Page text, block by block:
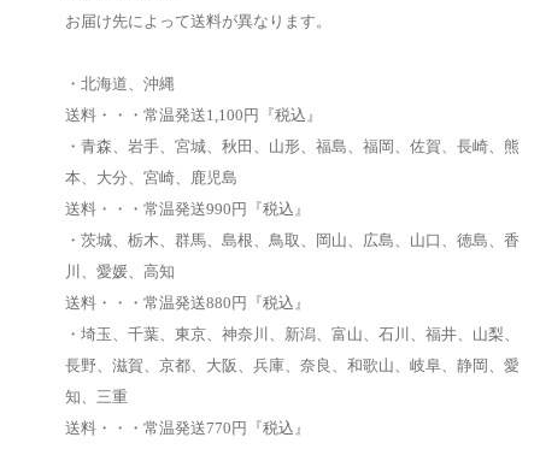
お届け先によって送料が異なります。
・北海道、沖縄
送料・・・常温発送1,100円『税込』
・青森、岩手、宮城、秋田、山形、福島、福岡、佐賀、長崎、熊
本、大分、宮崎、鹿児島
送料・・・常温発送990円『税込』
・茨城、栃木、群馬、島根、鳥取、岡山、広島、山口、徳島、香
川、愛媛、高知
送料・・・常温発送880円『税込』
・埼玉、千葉、東京、神奈川、新潟、富山、石川、福井、山梨、
長野、滋賀、京都、大阪、兵庫、奈良、和歌山、岐阜、静岡、愛
知、三重
送料・・・常温発送770円『税込』